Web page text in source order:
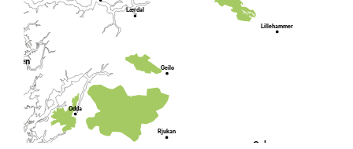
Oslo
Bergen
Odda
Rjukan
Geilo
Lillehammer
Lærdal